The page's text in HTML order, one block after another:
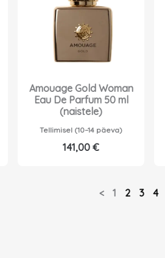
Amouage Gold Woman
Eau De Parfum 50 ml
(naistele)
Tellimisel (10–14 päeva)
141,00 €
< 1 2 3 4